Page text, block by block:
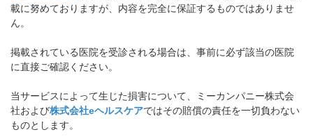
載に努めておりますが、内容を完全に保証するものではありませ
ん。
掲載されている医院を受診される場合は、事前に必ず該当の医院
に直接ご確認ください。
当サービスによって生じた損害について、ミーカンパニー株式会
社および株式会社eヘルスケアではその賠償の責任を一切負わない
ものとします。